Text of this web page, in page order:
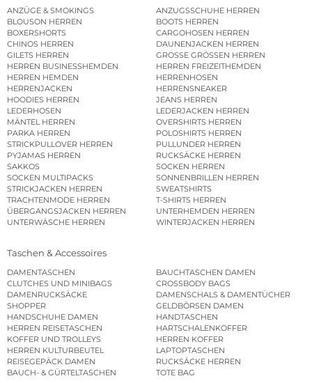
ANZÜGE & SMOKINGS
ANZUGSSCHUHE HERREN
BLOUSON HERREN
BOOTS HERREN
BOXERSHORTS
CARGOHOSEN HERREN
CHINOS HERREN
DAUNENJACKEN HERREN
GILETS HERREN
GROSSE GRÖSSEN HERREN
HERREN BUSINESSHEMDEN
HERREN FREIZEITHEMDEN
HERREN HEMDEN
HERRENHOSEN
HERRENJACKEN
HERRENSNEAKER
HOODIES HERREN
JEANS HERREN
LEDERHOSEN
LEDERJACKEN HERREN
MÄNTEL HERREN
OVERSHIRTS HERREN
PARKA HERREN
POLOSHIRTS HERREN
STRICKPULLOVER HERREN
PULLUNDER HERREN
PYJAMAS HERREN
RUCKSÄCKE HERREN
SAKKOS
SOCKEN HERREN
SOCKEN MULTIPACKS
SONNENBRILLEN HERREN
STRICKJACKEN HERREN
SWEATSHIRTS
TRACHTENMODE HERREN
T-SHIRTS HERREN
ÜBERGANGSJACKEN HERREN
UNTERHEMDEN HERREN
UNTERWÄSCHE HERREN
WINTERJACKEN HERREN
Taschen & Accessoires
DAMENTASCHEN
BAUCHTASCHEN DAMEN
CLUTCHES UND MINIBAGS
CROSSBODY BAGS
DAMENRUCKSÄCKE
DAMENSCHALS & DAMENTÜCHER
SHOPPER
GELDBÖRSEN DAMEN
HANDSCHUHE DAMEN
HANDTASCHEN
HERREN REISETASCHEN
HARTSCHALENKOFFER
KOFFER UND TROLLEYS
HERREN KOFFER
HERREN KULTURBEUTEL
LAPTOPTASCHEN
REISEGEPÄCK DAMEN
RUCKSÄCKE HERREN
BAUCH- & GÜRTELTASCHEN
TOTE BAG